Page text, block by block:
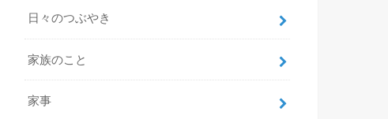
日々のつぶやき
家族のこと
家事